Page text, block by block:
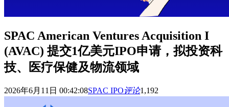
SPAC American Ventures Acquisition I
(AVAC) 提交1亿美元IPO申请，拟投资科
技、医疗保健及物流领域
2026年6月11日 00:42:08SPAC IPO评论1,192